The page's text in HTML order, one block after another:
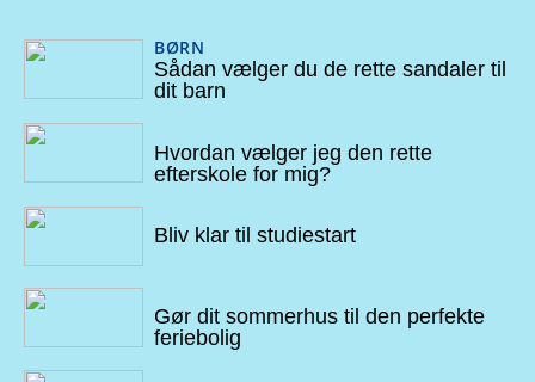
BØRN
Sådan vælger du de rette sandaler til
dit barn
Hvordan vælger jeg den rette
efterskole for mig?
Bliv klar til studiestart
Gør dit sommerhus til den perfekte
feriebolig